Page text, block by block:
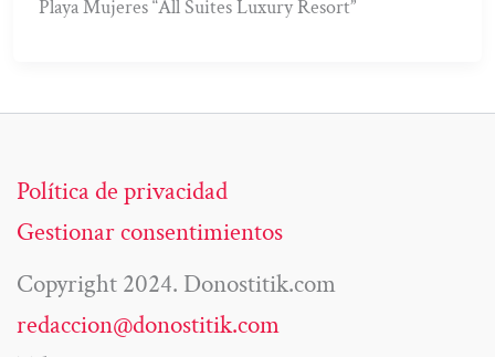
Playa Mujeres “All Suites Luxury Resort”
Política de privacidad
Gestionar consentimientos
Copyright 2024. Donostitik.com
redaccion@donostitik.com